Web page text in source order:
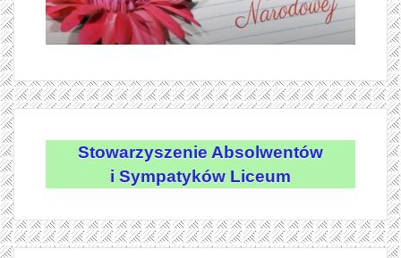
Stowarzyszenie Absolwentów
i Sympatyków Liceum